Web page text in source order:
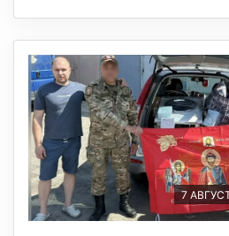
7